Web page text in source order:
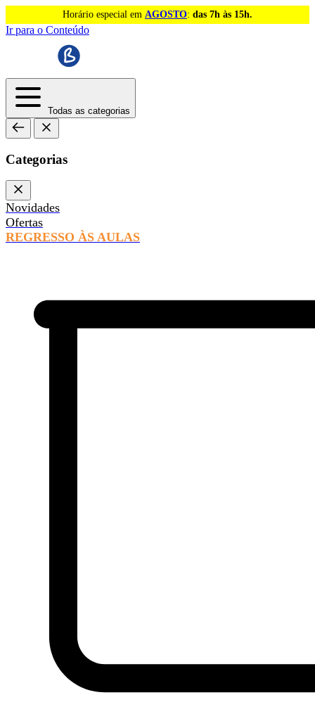
Horário especial em AGOSTO: das 7h às 15h.
Ir para o Conteúdo
Todas as categorias
Categorias
Novidades
Ofertas
REGRESSO ÀS AULAS